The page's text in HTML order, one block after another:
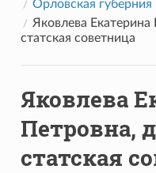
Орловская губерния
Яковлева Екатерина
статская советница
Яковлева
Петровна,
статская